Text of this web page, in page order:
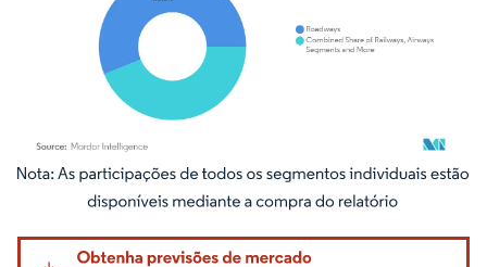
Imagem © Mordor Intelligence. O reuso requer atribuição conforme CC BY 4.0.